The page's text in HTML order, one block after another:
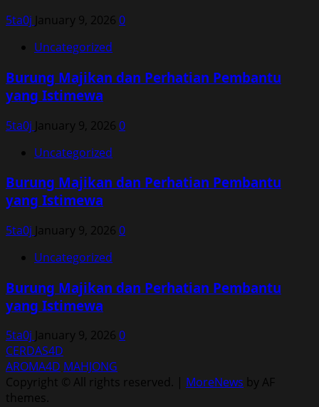
5ta0j January 9, 2026 0
Uncategorized
Burung Majikan dan Perhatian Pembantu
yang Istimewa
5ta0j January 9, 2026 0
Uncategorized
Burung Majikan dan Perhatian Pembantu
yang Istimewa
5ta0j January 9, 2026 0
Uncategorized
Burung Majikan dan Perhatian Pembantu
yang Istimewa
5ta0j January 9, 2026 0
CERDAS4D
AROMA4D MAHJONG
Copyright © All rights reserved. | MoreNews by AF
themes.